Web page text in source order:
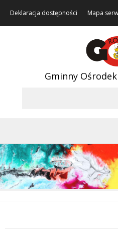
Deklaracja dostępności Mapa
Gminny